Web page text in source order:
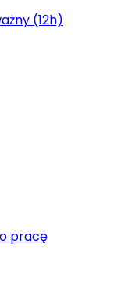
(12h)
pracę